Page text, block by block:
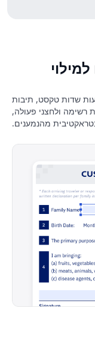
שדות טקסט, תיבות
רשימה ולחצני פעולה,
מהנמענים.